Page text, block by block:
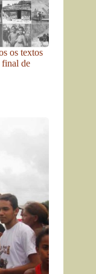
os textos
final de